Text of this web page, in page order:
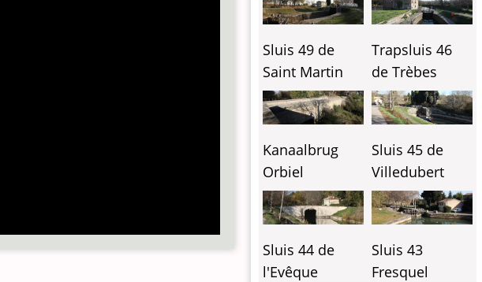
Sluis 49 de
Saint Martin
Trapsluis 46
de Trèbes
Kanaalbrug
Orbiel
Sluis 45 de
Villedubert
Sluis 44 de
l'Evêque
Sluis 43
Fresquel